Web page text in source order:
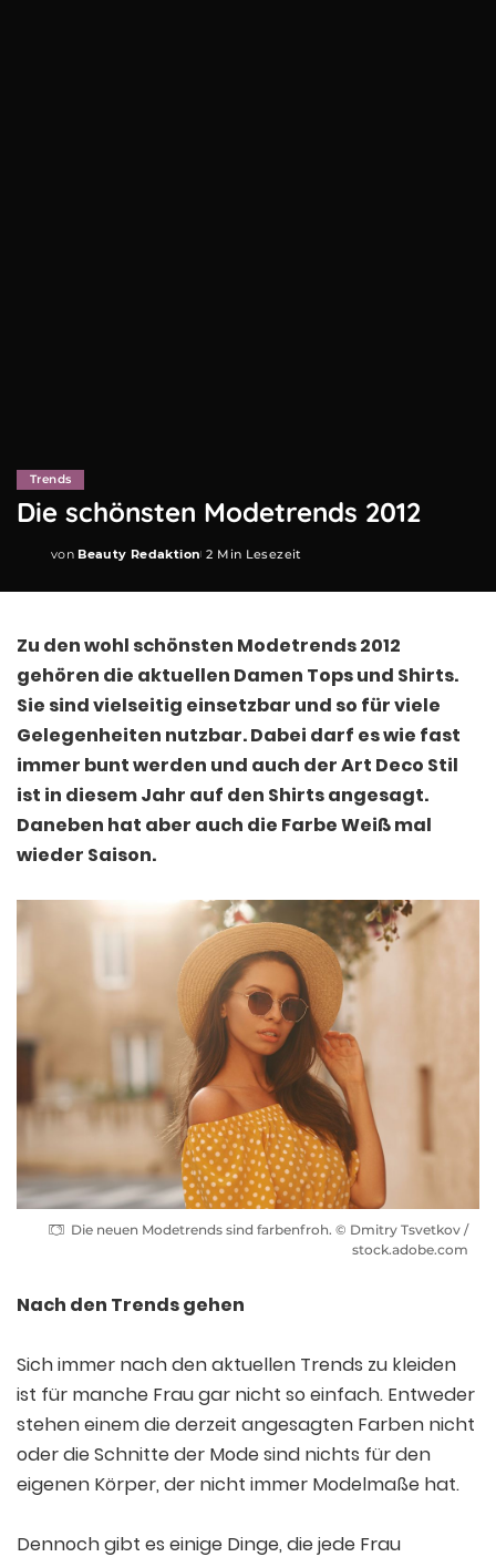
Trends
Die schönsten Modetrends 2012
Posted
von Beauty Redaktion 2 Min Lesezeit
Zu den wohl schönsten Modetrends 2012
gehören die aktuellen Damen Tops und Shirts.
Sie sind vielseitig einsetzbar und so für viele
Gelegenheiten nutzbar. Dabei darf es wie fast
immer bunt werden und auch der Art Deco Stil
ist in diesem Jahr auf den Shirts angesagt.
Daneben hat aber auch die Farbe Weiß mal
wieder Saison.
Die neuen Modetrends sind farbenfroh. © Dmitry Tsvetkov /
stock.adobe.com
Nach den Trends gehen
Sich immer nach den aktuellen Trends zu kleiden
ist für manche Frau gar nicht so einfach. Entweder
stehen einem die derzeit angesagten Farben nicht
oder die Schnitte der Mode sind nichts für den
eigenen Körper, der nicht immer Modelmaße hat.
Dennoch gibt es einige Dinge, die jede Frau